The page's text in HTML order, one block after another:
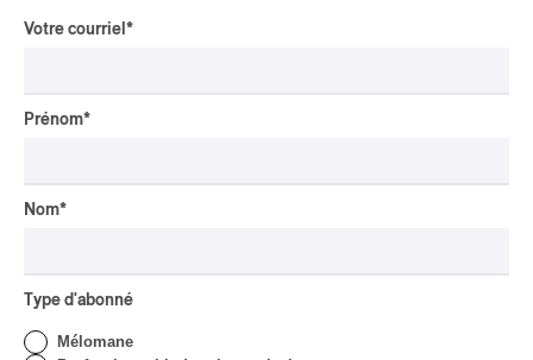
Votre courriel *
Prénom*
Nom*
Type d'abonné
Mélomane